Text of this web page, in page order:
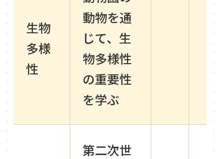
生物
多様
性
動物を通
じて、生
物多様性
の重要性
を学ぶ
第二次世